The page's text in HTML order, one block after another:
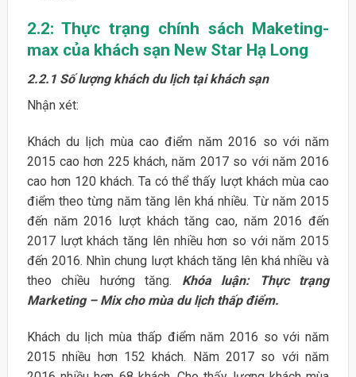
2.2: Thực trạng chính sách Maketing-
max của khách sạn New Star Hạ Long
2.2.1 Số lượng khách du lịch tại khách sạn
Nhận xét:
Khách du lịch mùa cao điểm năm 2016 so với năm
2015 cao hơn 225 khách, năm 2017 so với năm 2016
cao hơn 120 khách. Ta có thể thấy lượt khách mùa cao
điểm theo từng năm tăng lên khá nhiều. Từ năm 2015
đến năm 2016 lượt khách tăng cao, năm 2016 đến
2017 lượt khách tăng lên nhiều hơn so với năm 2015
đến 2016. Nhìn chung lượt khách tăng lên khá nhiều và
theo chiều hướng tăng. Khóa luận: Thực trạng
Marketing – Mix cho mùa du lịch thấp điểm.
Khách du lịch mùa thấp điểm năm 2016 so với năm
2015 nhiều hơn 152 khách. Năm 2017 so với năm